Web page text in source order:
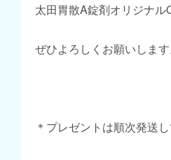
太田胃散A錠剤オリジナ
ぜひよろしくお願いします
＊プレゼントは順次発送し